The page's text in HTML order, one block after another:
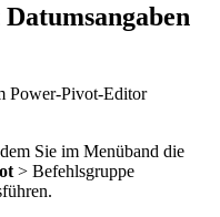
Power-Pivot-Editor
Sie im Menüband die
> Befehlsgruppe